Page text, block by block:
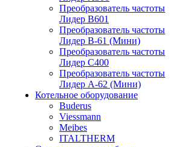
Преобразователь частоты
Лидер B601
Преобразователь частоты
Лидер В-61 (Мини)
Преобразователь частоты
Лидер С400
Преобразователь частоты
Лидер А-62 (Мини)
Котельное оборудование
Buderus
Viessmann
Meibes
ITALTHERM